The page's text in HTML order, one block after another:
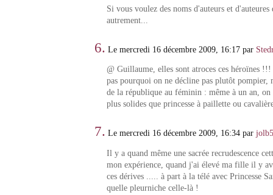
Si vous voulez des noms d'auteurs et
autrement...
6. Le mercredi 16 décembre 2009, 16:17 par
@ Guillaume, elles sont atroces ces héroïnes !!!
pas pourquoi on ne décline pas plutôt pompier,
de la république au féminin : même à un an, on
plus solides que princesse à paillette ou
7. Le mercredi 16 décembre 2009, 16:34 par
Il y a quand même une sacrée recrudescence
mon expérience, quand j'ai élevé ma fille il y
ces dérives ..... à part à la télé avec Princesse
quelle pleurniche celle-là !